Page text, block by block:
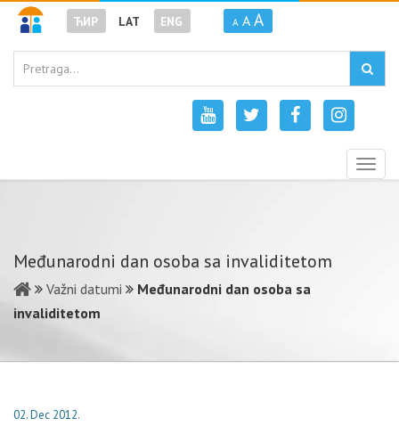
ЋИР LAT ENG A A A
Međunarodni dan osoba sa invaliditetom
Važni datumi
Međunarodni dan osoba sa
invaliditetom
02. Dec 2012.